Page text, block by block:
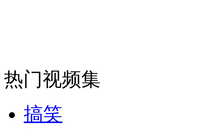
走！跟着总书记去植树
热门视频集
搞笑